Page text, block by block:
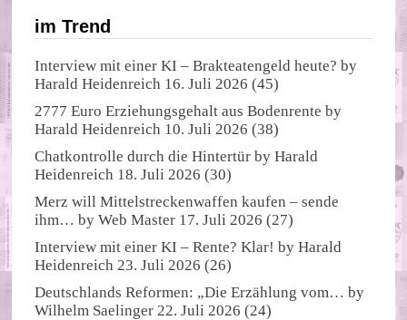
im Trend
Interview mit einer KI – Brakteatengeld heute? by
Harald Heidenreich 16. Juli 2026 (45)
2777 Euro Erziehungsgehalt aus Bodenrente by
Harald Heidenreich 10. Juli 2026 (38)
Chatkontrolle durch die Hintertür byHarald
Heidenreich 18. Juli 2026 (30)
Merz will Mittelstreckenwaffen kaufen – sende
ihm… byWeb Master 17. Juli 2026 (27)
Interview mit einer KI – Rente? Klar! byHarald
Heidenreich 23. Juli 2026 (26)
Deutschlands Reformen: „Die Erzählung vom… by
Wilhelm Saelinger 22. Juli 2026 (24)